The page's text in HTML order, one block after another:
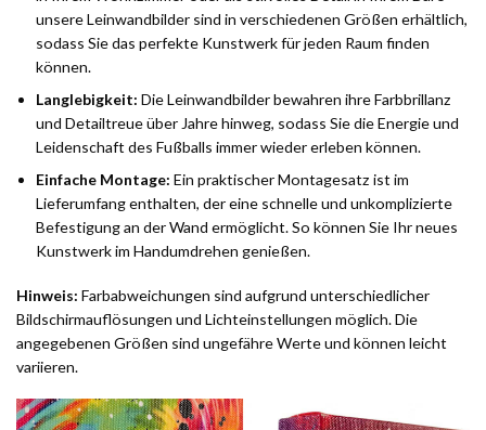
unsere Leinwandbilder sind in verschiedenen Größen erhältlich,
sodass Sie das perfekte Kunstwerk für jeden Raum finden
können.
Langlebigkeit: Die Leinwandbilder bewahren ihre Farbbrillanz
und Detailtreue über Jahre hinweg, sodass Sie die Energie und
Leidenschaft des Fußballs immer wieder erleben können.
Einfache Montage: Ein praktischer Montagesatz ist im
Lieferumfang enthalten, der eine schnelle und unkomplizierte
Befestigung an der Wand ermöglicht. So können Sie Ihr neues
Kunstwerk im Handumdrehen genießen.
Hinweis: Farbabweichungen sind aufgrund unterschiedlicher
Bildschirmauflösungen und Lichteinstellungen möglich. Die
angegebenen Größen sind ungefähre Werte und können leicht
variieren.